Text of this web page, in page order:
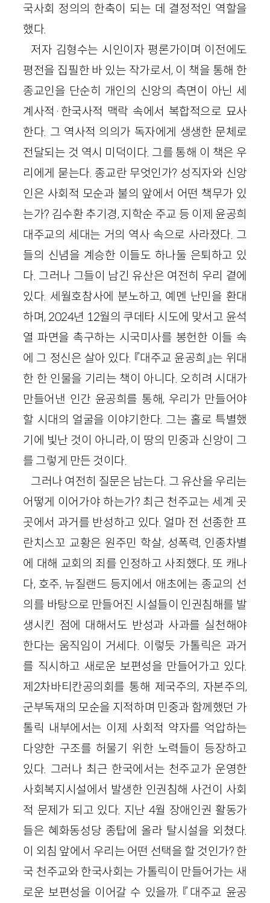
국사회 정의의 한축이 되는 데 결정적인 역할을
했다.
저자 김형수는 시인이자 평론가이며 이전에도
평전을 집필한 바 있는 작가로서, 이 책을 통해 한
종교인을 단순히 개인의 신앙의 측면이 아닌 세
계사적·한국사적 맥락 속에서 복합적으로 묘사
한다. 그 역사적 의의가 독자에게 생생한 문체로
전달되는 것 역시 미덕이다. 그를 통해 이 책은 우
리에게 묻는다. 종교란 무엇인가? 성직자와 신앙
인은 사회적 모순과 불의 앞에서 어떤 책무가 있
는가? 김수환 추기경, 지학순 주교 등 이제 윤공희
대주교의 세대는 거의 역사 속으로 사라졌다. 그
들의 신념을 계승한 이들도 하나둘 은퇴하고 있
다. 그러나 그들이 남긴 유산은 여전히 우리 곁에
있다. 세월호참사에 분노하고, 예멘 난민을 환대
하며, 2024년 12월의 쿠데타 시도에 맞서고 윤석
열 파면을 촉구하는 시국미사를 봉헌한 이들 속
에 그 정신은 살아 있다. 『대주교 윤공희』는 위대
한 한 인물을 기리는 책이 아니다. 오히려 시대가
만들어낸 인간 윤공희를 통해, 우리가 만들어야
할 시대의 얼굴을 이야기한다. 그는 홀로 특별했
기에 빛난 것이 아니라, 이 땅의 민중과 신앙이 그
를 그렇게 만든 것이다.
그러나 여전히 질문은 남는다. 그 유산을 우리는
어떻게 이어가야 하는가? 최근 천주교는 세계 곳
곳에서 과거를 반성하고 있다. 얼마 전 선종한 프
란치스꼬 교황은 원주민 학살, 성폭력, 인종차별
에 대해 교회의 죄를 인정하고 사죄했다. 또 캐나
다, 호주, 뉴질랜드 등지에서 애초에는 종교의 선
의를 바탕으로 만들어진 시설들이 인권침해를 발
생시킨 점에 대해서도 반성과 사과를 실천해야
한다는 움직임이 거세다. 이렇듯 가톨릭은 과거
를 직시하고 새로운 보편성을 만들어가고 있다.
제2차바티칸공의회를 통해 제국주의, 자본주의,
군부독재의 모순을 지적하며 민중과 함께했던 가
톨릭 내부에서는 이제 사회적 약자를 억압하는
다양한 구조를 허물기 위한 노력들이 등장하고
있다. 그러나 최근 한국에서는 천주교가 운영한
사회복지시설에서 발생한 인권침해 사건이 사회
적 문제가 되고 있다. 지난 4월 장애인권 활동가
들은 혜화동성당 종탑에 올라 탈시설을 외쳤다.
이 외침 앞에서 우리는 어떤 선택을 할 것인가? 한
국 천주교와 한국사회는 가톨릭이 만들어가는 새
로운 보편성을 이어갈 수 있을까. 『대주교 윤공